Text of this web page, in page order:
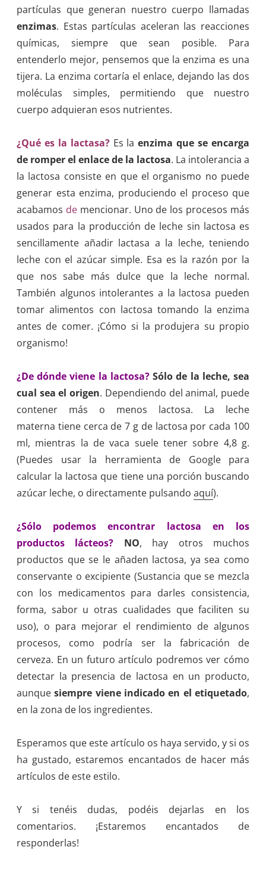
partículas que generan nuestro cuerpo llamadas
enzimas. Estas partículas aceleran las reacciones
químicas, siempre que sean posible. Para
entenderlo mejor, pensemos que la enzima es una
tijera. La enzima cortaría el enlace, dejando las dos
moléculas simples, permitiendo que nuestro
cuerpo adquieran esos nutrientes.
¿Qué es la lactasa?Es laenzima que se encarga
de romper el enlace de la lactosa. La intolerancia a
la lactosa consiste en que el organismo no puede
generar esta enzima, produciendo el proceso que
acabamos demencionar. Uno de los procesos más
usados para la producción de leche sin lactosa es
sencillamente añadir lactasa a la leche, teniendo
leche con el azúcar simple. Esa es la razón por la
que nos sabe más dulce que la leche normal.
También algunos intolerantes a la lactosa pueden
tomar alimentos con lactosa tomando la enzima
antes de comer. ¡Cómo si la produjera su propio
organismo!
¿De dónde viene la lactosa? Sólo de la leche, sea
cual sea el origen. Dependiendo del animal, puede
contener más o menos lactosa. La leche
materna tiene cerca de 7 g de lactosa por cada 100
ml, mientras la de vaca suele tener sobre 4,8 g.
(Puedes usar la herramienta de Google para
calcular la lactosa que tiene una porción buscando
azúcar leche, o directamente pulsando aquí).
¿Sólo podemos encontrar lactosa en los
productos lácteos?
NO, hay otros muchos
productos que se le añaden lactosa, ya sea como
conservante o excipiente (Sustancia que se mezcla
con los medicamentos para darles consistencia,
forma, sabor u otras cualidades que faciliten su
uso), o para mejorar el rendimiento de algunos
procesos, como podría ser la fabricación de
cerveza. En un futuro artículo podremos ver cómo
detectar la presencia de lactosa en un producto,
aunquesiempre viene indicado en el etiquetado,
en la zona de los ingredientes.
Esperamos que este artículo os haya servido, y si os
ha gustado, estaremos encantados de hacer más
artículos de este estilo.
Y si tenéis dudas, podéis dejarlas en los
comentarios. ¡Estaremos encantados de
responderlas!